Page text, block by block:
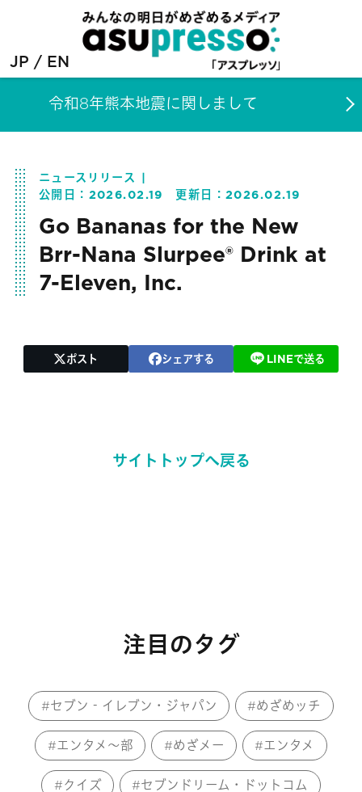
JP EN
令和8年熊本地震に関しまして
ニュースリリース
公開日： 2026.02.19 更新日：2026.02.19
Go Bananas for the New
Brr-Nana Slurpee® Drink at
7-Eleven, Inc.
ポスト シェアする LINEで送る
サイトトップへ戻る
注目のタグ
セブン‐イレブン・ジャパン めざめッチ
エンタメ～部 めざメー エンタメ
クイズ セブンドリーム・ドットコム